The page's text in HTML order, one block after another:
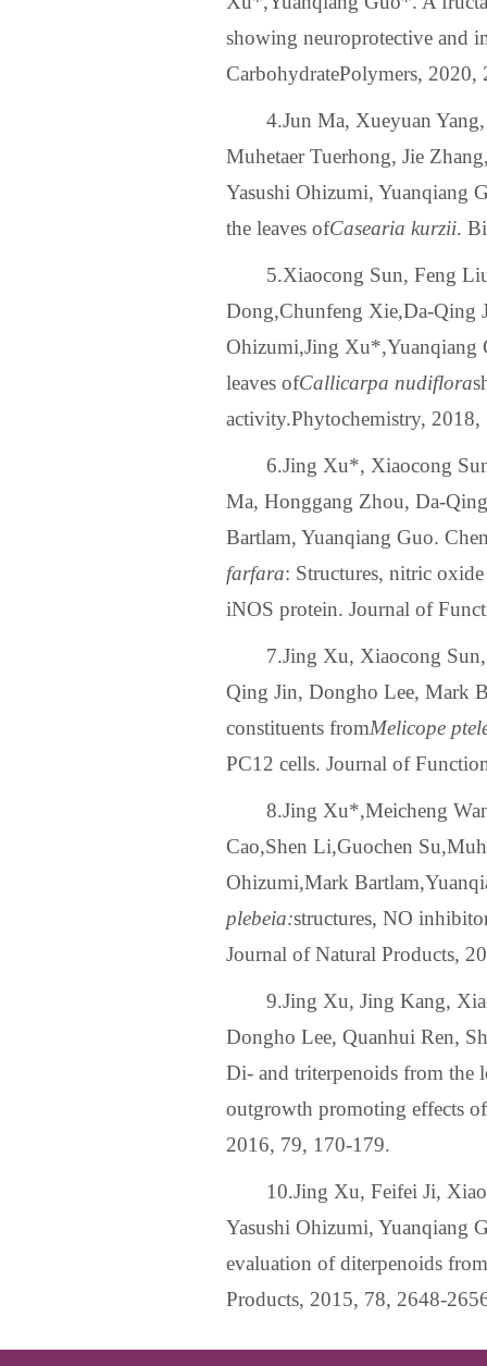
showing neuroprotective and
CarbohydratePolymers, 2020,
4.Jun Ma, Xueyuan
Muhetaer Tuerhong, Jie
Yasushi Ohizumi, Yuanqiang
the leaves ofCasearia kurzii.
5.Xiaocong Sun, Feng
Dong,Chunfeng Xie,Da-Qing
Ohizumi,Jing Xu*,Yuanqiang
leaves ofCallicarpa nudiflora
activity.Phytochemistry,
6.Jing Xu*, Xiaocong
Ma, Honggang Zhou, Da-
Bartlam, Yuanqiang Guo.
farfara: Structures, nitric
iNOS protein. Journal of
7.Jing Xu, Xiaocong
Qing Jin, Dongho Lee, Mark
constituents fromMelicope
PC12 cells. Journal of
8.Jing Xu*,Meicheng
Cao,Shen Li,Guochen Su,
Ohizumi,Mark Bartlam,
plebeia:structures, NO
Journal of Natural Products,
9.Jing Xu, Jing Kang,
Dongho Lee, Quanhui Ren,
Di- and triterpenoids from the
outgrowth promoting effects
2016, 79, 170-179.
10.Jing Xu, Feifei Ji,
Yasushi Ohizumi, Yuanqiang
evaluation of diterpenoids from
Products, 2015, 78, 2648-